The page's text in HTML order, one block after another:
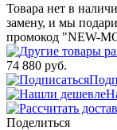
Товара нет в
замену, и мы
промокод "NEW-
74 880 руб.
Поделиться